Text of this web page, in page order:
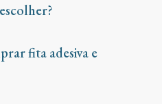
fita adesiva e